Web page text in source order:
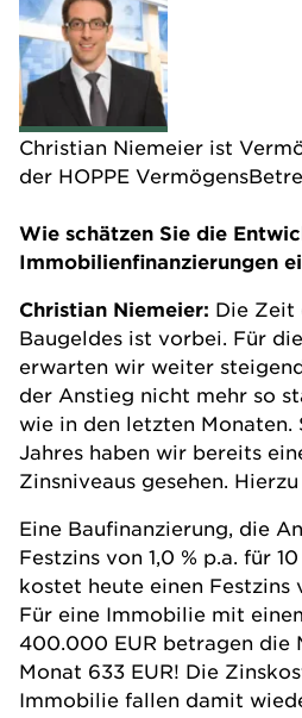
Christian Niemeier ist
der HOPPE
Wie schätzen Sie die
Immobilienfinanzierungen
Christian Niemeier: Die Zeit
Baugeldes ist vorbei. Für
erwarten wir weiter
der Anstieg nicht mehr so
wie in den letzten Monaten.
Jahres haben wir bereits
Zinsniveaus gesehen.
Eine Baufinanzierung, die
Festzins von 1,0 % p.a. für
kostet heute einen Festzins
Für eine Immobilie mit
400.000 EUR betragen die
Monat 633 EUR! Die
Immobilie fallen damit